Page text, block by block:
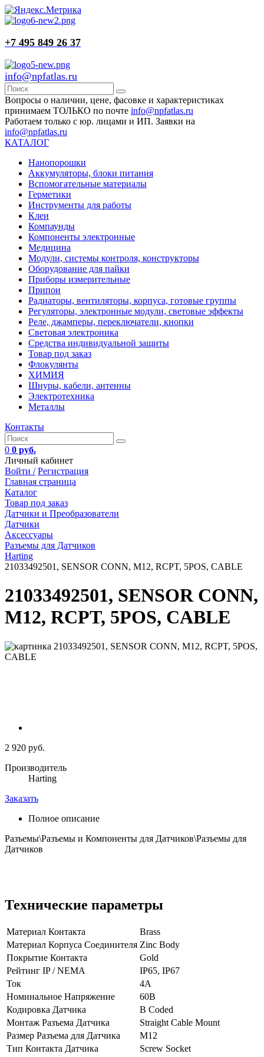
+7 495 849 26 37
info@npfatlas.ru
Вопросы о наличии, цене, фасовке и характеристиках
принимаем ТОЛЬКО по почте info@npfatlas.ru
Работаем только с юр. лицами и ИП. Заявки на
info@npfatlas.ru
КАТАЛОГ
Нанопорошки
Аккумуляторы, блоки питания
Вспомогательные материалы
Герметики
Инструменты для работы
Клеи
Компаунды
Компоненты электронные
Медицина
Модули, системы контроля, конструкторы
Оборудование для пайки
Приборы измерительные
Припои
Радиаторы, вентиляторы, корпуса, готовые группы
Регуляторы, электронные модули, световые эффекты
Реле, джамперы, переключатели, кнопки
Световая электроника
Средства индивидуальной защиты
Товар под заказ
Флокулянты
ХИМИЯ
Шнуры, кабели, антенны
Электротехника
Металлы
Контакты
0 0 руб.
Личный кабинет
Войти / Регистрация
Главная страница
Каталог
Товар под заказ
Датчики и Преобразователи
Датчики
Аксессуары
Разъемы для Датчиков
Harting
21033492501, SENSOR CONN, M12, RCPT, 5POS, CABLE
21033492501, SENSOR CONN,
M12, RCPT, 5POS, CABLE
2 920 руб.
Производитель
Harting
Заказать
Полное описание
Разъемы\Разъемы и Компоненты для Датчиков\Разъемы для
Датчиков
Технические параметры
Материал Контакта
Brass
Материал Корпуса Соединителя Zinc Body
Покрытие Контакта
Gold
Рейтинг IP / NEMA
IP65, IP67
Ток
4А
Номинальное Напряжение
60В
Кодировка Датчика
B Coded
Монтаж Разъема Датчика
Straight Cable Mount
Размер Разъема для Датчика
M12
Тип Контакта Датчика
Screw Socket